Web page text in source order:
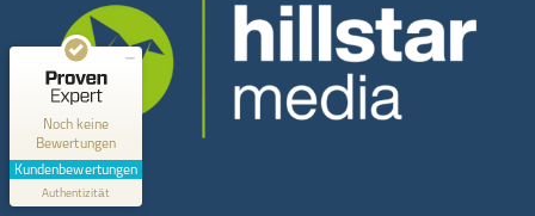
Kontakt
Hillstar Media
Noch keine
Bewertungen
Kundenbewertungen
Authentizität
Hillstar Media
MANGELHAFT
0,00 / 5,00
Erfahren Sie mehr über dieses Bewertungssiegel
Profil ansehen